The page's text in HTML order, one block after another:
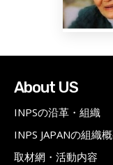
About US
INPSの沿革・組織
INPS JAPANの組織
取材網・活動内容